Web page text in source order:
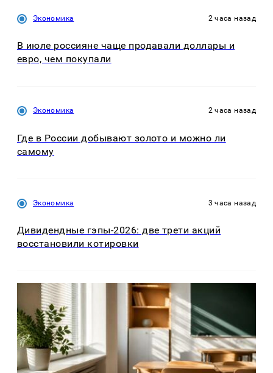
Экономика 2 часа назад
В июле россияне чаще продавали доллары и
евро, чем покупали
Экономика 2 часа назад
Где в России добывают золото и можно ли
самому
Экономика 3 часа назад
Дивидендные гэпы-2026: две трети акций
восстановили котировки